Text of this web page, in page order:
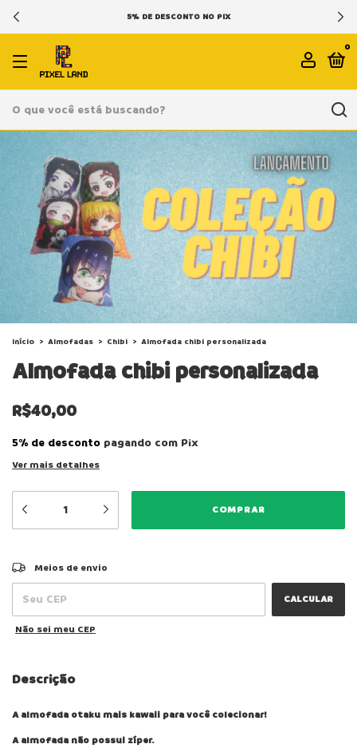
5% DE DESCONTO NO PIX
0
Início > Almofadas > Chibi > Almofada chibi personalizada
Almofada chibi personalizada
R$40,00
5% de desconto pagando com Pix
Ver mais detalhes
Entregas para o CEP:
Meios de envio
CALCULAR
Não sei meu CEP
Descrição
A almofada otaku mais kawaii para você colecionar!
A almofada não possui zíper.